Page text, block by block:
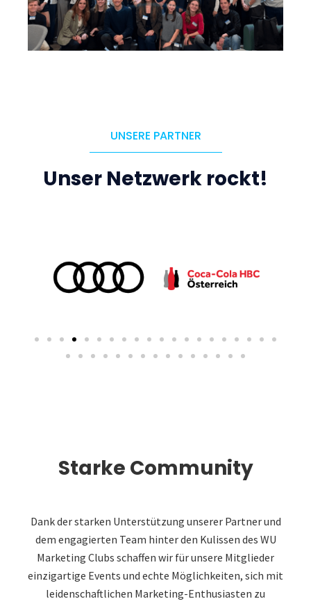
UNSERE PARTNER
Unser Netzwerk rockt!
Starke Community
Dank der starken Unterstützung unserer Partner und
dem engagierten Team hinter den Kulissen des WU
Marketing Clubs schaffen wir für unsere Mitglieder
einzigartige Events und echte Möglichkeiten, sich mit